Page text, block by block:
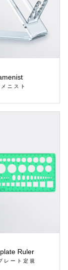
メニスト
Ruler
レート定規